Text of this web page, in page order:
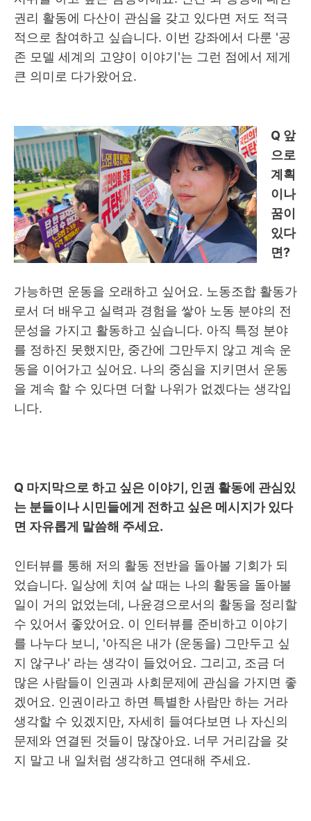
권리 활동에 다산이 관심을 갖고 있다면 저도 적극
적으로 참여하고 싶습니다. 이번 강좌에서 다룬 '공
존 모델 세계의 고양이 이야기'는 그런 점에서 제게
큰 의미로 다가왔어요.
Q 앞
으로
계획
이나
꿈이
있다
면?
가능하면 운동을 오래하고 싶어요. 노동조합 활동가
로서 더 배우고 실력과 경험을 쌓아 노동 분야의 전
문성을 가지고 활동하고 싶습니다. 아직 특정 분야
를 정하진 못했지만, 중간에 그만두지 않고 계속 운
동을 이어가고 싶어요. 나의 중심을 지키면서 운동
을 계속 할 수 있다면 더할 나위가 없겠다는 생각입
니다.
Q 마지막으로 하고 싶은 이야기, 인권 활동에 관심있
는 분들이나 시민들에게 전하고 싶은 메시지가 있다
면 자유롭게 말씀해 주세요.
인터뷰를 통해 저의 활동 전반을 돌아볼 기회가 되
었습니다. 일상에 치여 살 때는 나의 활동을 돌아볼
일이 거의 없었는데, 나윤경으로서의 활동을 정리할
수 있어서 좋았어요. 이 인터뷰를 준비하고 이야기
를 나누다 보니, '아직은 내가 (운동을) 그만두고 싶
지 않구나' 라는 생각이 들었어요. 그리고, 조금 더
많은 사람들이 인권과 사회문제에 관심을 가지면 좋
겠어요. 인권이라고 하면 특별한 사람만 하는 거라
생각할 수 있겠지만, 자세히 들여다보면 나 자신의
문제와 연결된 것들이 많잖아요. 너무 거리감을 갖
지 말고 내 일처럼 생각하고 연대해 주세요.